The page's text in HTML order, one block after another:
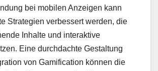
bei mobilen Anzeigen kann
Strategien verbessert werden, die
Inhalte und interaktive
Eine durchdachte Gestaltung
von Gamification können die